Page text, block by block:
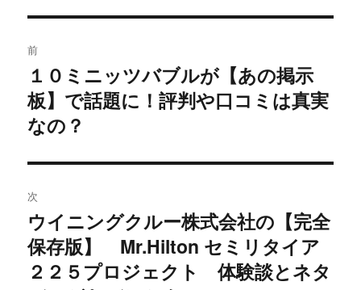
稿
ナ
ビ
ゲ
ー
シ
ョ
前
過
去
の
投
稿:
１０ミニッツバブルが【あの掲示
板】で話題に！評判や口コミは真実
なの？
次
次
の
投
ウイニングクルー株式会社の【完全
保存版】 Mr.Hilton セミリタイア
２２５プロジェクト 体験談とネタ